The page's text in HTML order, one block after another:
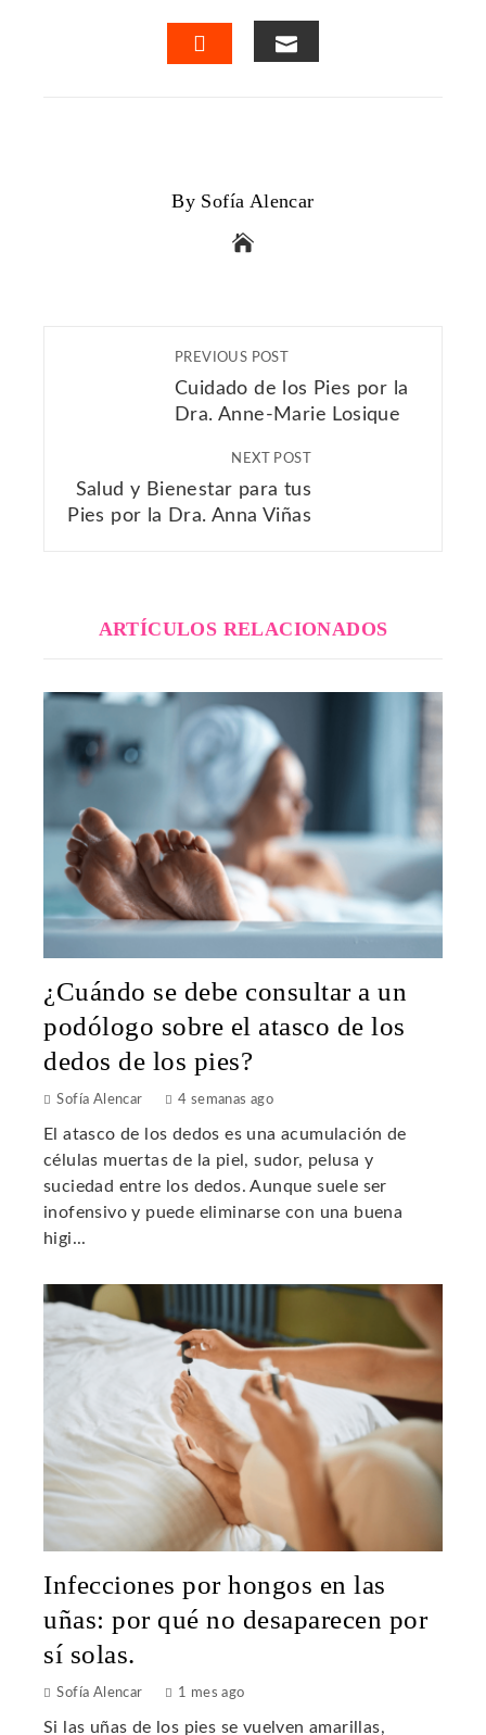
FACEBOOKTWITTERLINKEDIN
By Sofía Alencar
PREVIOUS POST
Cuidado de los Pies por la
Dra. Anne-Marie Losique
NEXT POST
Salud y Bienestar para tus
Pies por la Dra. Anna Viñas
ARTÍCULOS RELACIONADOS
¿Cuándo se debe consultar a un
podólogo sobre el atasco de los
dedos de los pies?
Sofía Alencar 4 semanas ago
El atasco de los dedos es una acumulación de
células muertas de la piel, sudor, pelusa y
suciedad entre los dedos. Aunque suele ser
inofensivo y puede eliminarse con una buena
higi...
Infecciones por hongos en las
uñas: por qué no desaparecen por
sí solas.
Sofía Alencar 1 mes ago
Si las uñas de los pies se vuelven amarillas,